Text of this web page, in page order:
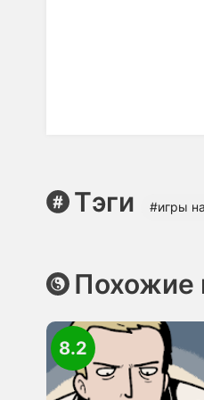
Тэги #игры
Похожие
8.2